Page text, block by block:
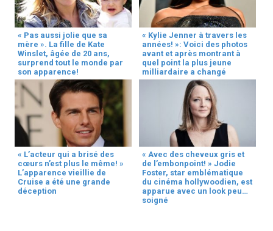
« Pas aussi jolie que sa
mère ». La fille de Kate
Winslet, âgée de 20 ans,
surprend tout le monde par
son apparence!
« Kylie Jenner à travers les
années! »: Voici des photos
avant et après montrant à
quel point la plus jeune
milliardaire a changé
« L’acteur qui a brisé des
cœurs n’est plus le même! »
L’apparence vieillie de
Cruise a été une grande
déception
« Avec des cheveux gris et
de l’embonpoint! » Jodie
Foster, star emblématique
du cinéma hollywoodien, est
apparue avec un look peu
soigné